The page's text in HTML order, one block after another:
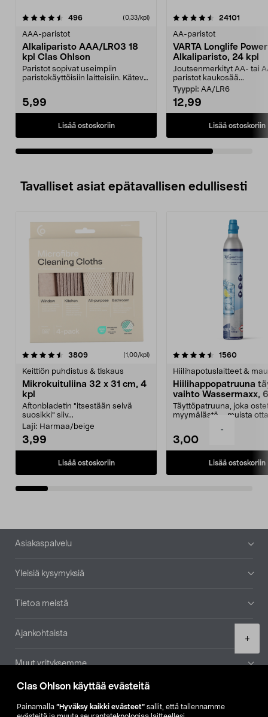
Clas Ohlson käyttää evästeitä
Painamalla ”Hyväksy kaikki evästeet” sallit, että tallennamme
-
+
496arvostelut (0,33/kpl)
AAA-paristot
Alkaliparisto AAA/LR03 18
kpl Clas Ohlson
Paristot sopivat useimpiin
paristokäyttöisiin laitteisiin. Kätevä
5,99
Lisää ostoskoriin
4.5viidestä
24101
AA-paristot
VARTA Longlife Power
Alkaliparisto, 24 kpl
Joutsenmerkityt AA- tai
paristot kaukosää...
Tyyppi: AA/LR6
12,99
Lisää ostoskoriin
Tavalliset asiat epätavallisen edullisesti
3809arvostelut (1,00/kpl)
Keittiön puhdistus & tiskaus
Mikrokuituliina 32 x 31 cm, 4
kpl
Aftonbladetin "itsestään selvä
suosikki" siiv...
Laji: Harmaa/beige
3,99
Lisää ostoskoriin
4.5viidestä
1560
Hiilihapotuslaitteet &
Hiilihappopatruuna
vaihto Wassermaxx,
Täyttöpatruuna, joka
myymälästä – muista
3,00
Lisää ostoskoriin
4.5viidestä
Alatunniste
Asiakaspalvelu
Yleisiä kysymyksiä
Tietoa meistä
Ajankohtaista
Muut yrityksemme
Etsi myymälä